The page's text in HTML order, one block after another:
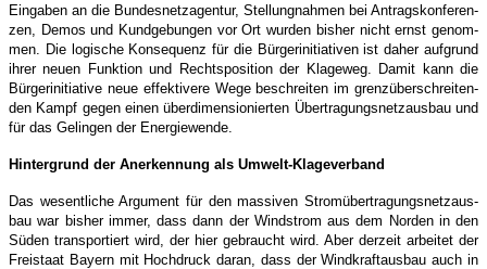
Ein­ga­ben an die Bun­des­netz­agen­tur, Stel­lung­nah­men bei Antrags­kon­fe­ren­
zen, Demos und Kund­ge­bun­gen vor Ort wur­den bis­her nicht ernst genom­
men. Die logi­sche Kon­se­quenz für die Bür­ger­initia­ti­ven ist daher auf­grund
ihrer neu­en Funk­ti­on und Rechts­po­si­ti­on der Kla­ge­weg. Damit kann die
Bür­ger­initia­ti­ve neue effek­ti­ve­re Wege beschrei­ten im grenz­über­schrei­ten­
den Kampf gegen einen über­di­men­sio­nier­ten Über­tra­gungs­netz­aus­bau und
für das Gelin­gen der Energiewende.
Hin­ter­grund der Aner­ken­nung als Umwelt-Klageverband
Das wesent­li­che Argu­ment für den mas­si­ven Strom­über­tra­gungs­netz­aus­
bau war bis­her immer, dass dann der Wind­strom aus dem Nor­den in den
Süden trans­por­tiert wird, der hier gebraucht wird. Aber der­zeit arbei­tet der
Frei­staat Bay­ern mit Hoch­druck dar­an, dass der Wind­kraft­aus­bau auch in